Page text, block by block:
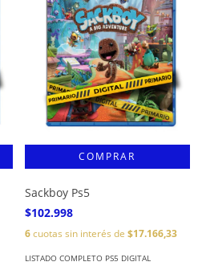
Sackboy Ps5
$102.998
6cuotas sin interés de $17.166,33
LISTADO COMPLETO PS5 DIGITAL